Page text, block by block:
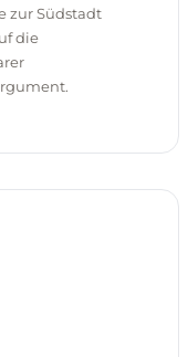
zur Südstadt
die